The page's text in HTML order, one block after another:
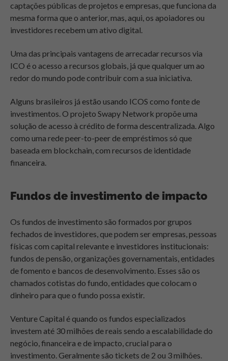
captações públicas de projetos e empresas, que funciona da
mesma forma que o anterior, mas, aqui, os apoiadores ou
investidores recebem um ativo digital.
Uma das principais vantagens de arrecadar recursos via
ICO é o acesso a recursos globais, já que qualquer um ao
redor do mundo pode contribuir com a sua iniciativa.
Alguns brasileiros já estão usando ICOS como fonte de
investimentos. O projeto Swapy Network propõe uma
solução de acesso à crédito de forma descentralizada. Algo
como uma rede peer-to-peer de empréstimos só que
baseada em blockchain, com recursos de identidade
financeira.
Fundos de investimento de impacto
Os fundos de investimento são formados por grupos
fechados de investidores, que podem ser empresas, pessoas
físicas com capital relevante e investidores institucionais:
fundos de pensão, organizações governamentais, entidades
de fomento e bancos de desenvolvimento. Esses são os
chamados cotistas do fundo, entidades que colocam o
dinheiro para que o fundo possa existir.
Venture Capital é quando os fundos especializados
investem até 30 milhões de reais sendo a escalabilidade do
negócio, financeira e de impacto, crucial para o
investimento.Geralmente são tickets de 2 ou 3 milhões.